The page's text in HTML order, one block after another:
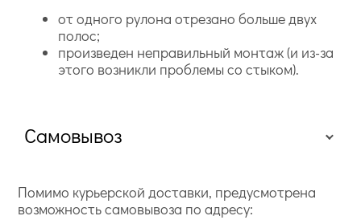
от одного рулона отрезано больше двух
полос;
произведен неправильный монтаж (и из-за
этого возникли проблемы со стыком).
Самовывоз
Помимо курьерской доставки, предусмотрена
возможность самовывоза по адресу: